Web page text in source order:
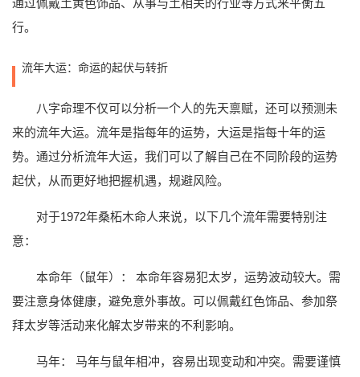
行。
流年大运：命运的起伏与转折
八字命理不仅可以分析一个人的先天禀赋，还可以预测未
来的流年大运。流年是指每年的运势，大运是指每十年的运
势。通过分析流年大运，我们可以了解自己在不同阶段的运势
起伏，从而更好地把握机遇，规避风险。
对于1972年桑柘木命人来说，以下几个流年需要特别注
意：
本命年（鼠年）： 本命年容易犯太岁，运势波动较大。需
要注意身体健康，避免意外事故。可以佩戴红色饰品、参加祭
拜太岁等活动来化解太岁带来的不利影响。
马年： 马年与鼠年相冲，容易出现变动和冲突。需要谨慎